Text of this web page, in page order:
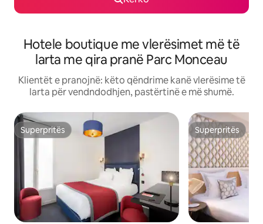
Hotele boutique me vlerësimet më të
larta me qira pranë Parc Monceau
Klientët e pranojnë: këto qëndrime kanë vlerësime të
larta për vendndodhjen, pastërtinë e më shumë.
Superpritës
Superpritës Superpritës
Superpritës